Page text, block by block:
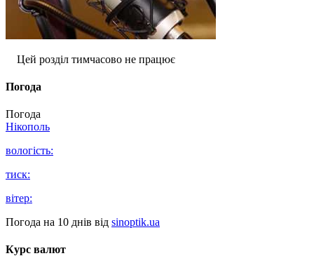
Цей розділ тимчасово не працює
Погода
Погода
Нікополь
вологість:
тиск:
вітер:
Погода на 10 днів від sinoptik.ua
Курс валют